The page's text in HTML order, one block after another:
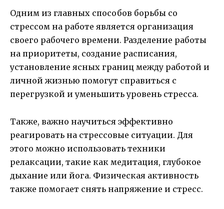
Одним из главных способов борьбы со
стрессом на работе является организация
своего рабочего времени. Разделение работы
на приоритеты, создание расписания,
установление ясных границ между работой и
личной жизнью помогут справиться с
перегрузкой и уменьшить уровень стресса.
Также, важно научиться эффективно
реагировать на стрессовые ситуации. Для
этого можно использовать техники
релаксации, такие как медитация, глубокое
дыхание или йога. Физическая активность
также помогает снять напряжение и стресс.